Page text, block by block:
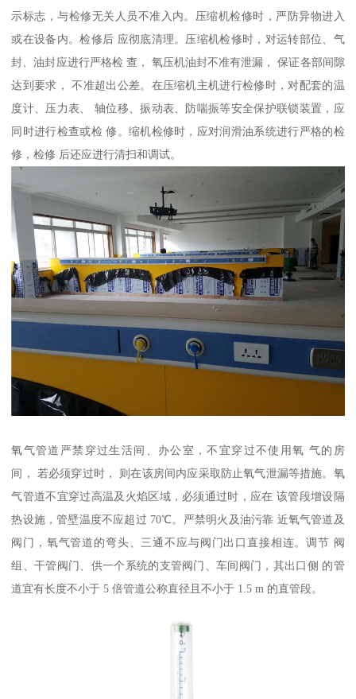
示标志，与检修无关人员不准入内。压缩机检修时，严防异物进入
或在设备内。检修后 应彻底清理。压缩机检修时，对运转部位、气
封、油封应进行严格检 查， 氧压机油封不准有泄漏， 保证各部间隙
达到要求， 不准超出公差。在压缩机主机进行检修时，对配套的温
度计、压力表、 轴位移、振动表、防喘振等安全保护联锁装置，应
同时进行检查或检 修。缩机检修时，应对润滑油系统进行严格的检
修，检修 后还应进行清扫和调试。
氧气管道严禁穿过生活间、办公室，不宜穿过不使用氧 气的房
间， 若必须穿过时， 则在该房间内应采取防止氧气泄漏等措施。氧
气管道不宜穿过高温及火焰区域，必须通过时，应在 该管段增设隔
热设施，管壁温度不应超过 70℃。严禁明火及油污靠 近氧气管道及
阀门，氧气管道的弯头、三通不应与阀门出口直接相连。调节 阀
组、干管阀门、供一个系统的支管阀门、车间阀门，其出口侧 的管
道宜有长度不小于 5 倍管道公称直径且不小于 1.5 m 的直管段。